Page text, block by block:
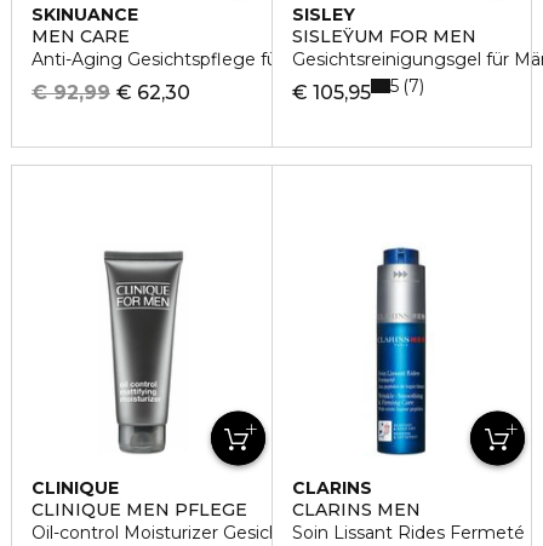
SKINUANCE
MEN CARE
Anti-Aging Gesichtspflege für Männer
€ 62,30
€ 92,99
SISLEY
SISLEŸUM FOR MEN
Gesichtsreinigungsgel für
€ 105,95 5 7
CLINIQUE
CLINIQUE MEN PFLEGE
Oil-control Moisturizer Gesichtslotion
CLARINS
CLARINS MEN
Soin Lissant Rides Fermeté